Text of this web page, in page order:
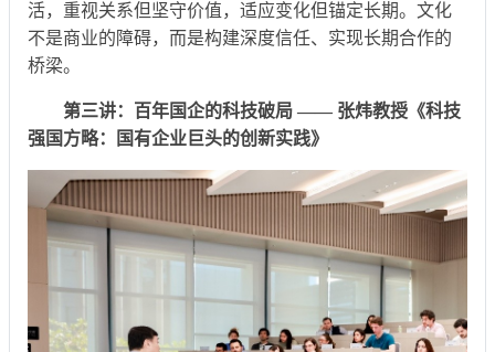
活，重视关系但坚守价值，适应变化但锚定长期。文化
不是商业的障碍，而是构建深度信任、实现长期合作的
桥梁。
第三讲：百年国企的科技破局 —— 张炜教授《科技
强国方略：国有企业巨头的创新实践》